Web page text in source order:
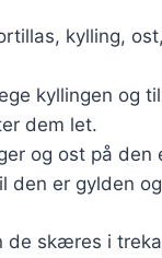
kylling,
kyllingen og
dem let.
og ost på
den er gylden
skæres i